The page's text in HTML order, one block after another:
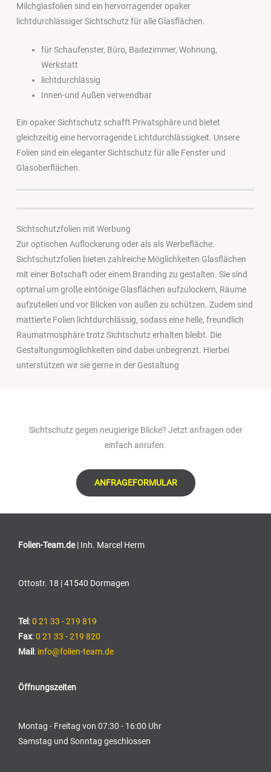
Milchglasfolien sind ein hervorragender opaker
lichtdurchlässiger Sichtschutz für alle Glasflächen.
für Schaufenster, Büro, Badezimmer, Wohnung,
Werkstatt
lichtdurchlässig
Innen-und Außen verwendbar
Ein opaker Sichtschutz schafft Privatsphäre und bietet
gleichzeitig eine hervorragende Lichtdurchlässigkeit. Unsere
Folien sind ein eleganter Sichtschutz für alle Fenster und
Glasoberflächen.
Sichtschutzfolien mit Werbung
Zur optischen Auflockerung oder als als Werbefläche.
Sichtschutzfolien bieten zahlreiche Möglichkeiten Glasflächen
mit einer Botschaft oder einem Branding zu gestalten. Sie sind
optimal um große eintönige Glasflächen aufzulockern, Räume
aufzuteilen und vor Blicken von außen zu schützen. Zudem sind
mattierte Folien lichtdurchlässig, sodass eine helle, freundlich
Raumatmosphäre trotz Sichtschutz erhalten bleibt. Die
Gestaltungsmöglichkeiten sind dabei unbegrenzt. Hierbei
unterstützen wir sie gerne in der Gestaltung
Sichtschutz gegen neugierige Blicke? Jetzt anfragen oder
einfach anrufen.
ANFRAGEFORMULAR
Folien-Team.de| Inh. Marcel Herm
Ottostr. 18 | 41540 Dormagen
Tel:0 21 33 - 219 819
Fax:0 21 33 - 219 820
Mail : info@folien-team.de
Öffnungszeiten
Montag - Freitag von 07:30 - 16:00 Uhr
Samstag und Sonntag geschlossen